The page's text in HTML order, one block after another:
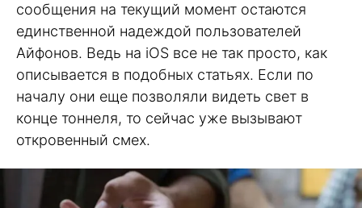
сообщения на текущий момент остаются
единственной надеждой пользователей
Айфонов. Ведь на iOS все не так просто, как
описывается в подобных статьях. Если по
началу они еще позволяли видеть свет в
конце тоннеля, то сейчас уже вызывают
откровенный смех.